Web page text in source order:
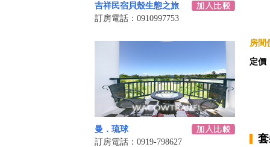
吉祥民宿貝殼生態之旅
訂房電話：0910997753
曼．琉球
訂房電話：0919-798627
房間
定價